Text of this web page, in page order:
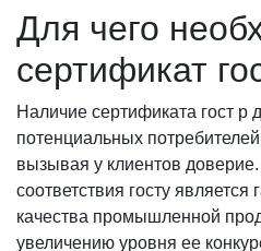
Для чего
сертификат
Наличие сертификата гост р
потенциальных
вызывая у клиентов
соответствия госту является
качества промышленной
увеличению уровня ее